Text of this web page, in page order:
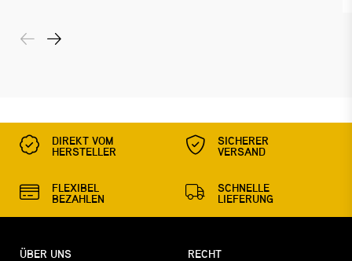
DIREKT VOM
HERSTELLER
SICHERER
VERSAND
FLEXIBEL
BEZAHLEN
SCHNELLE
LIEFERUNG
ÜBER UNS RECHT